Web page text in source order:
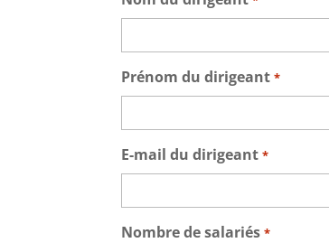
Prénom du dirigeant *
E-mail du dirigeant *
Nombre de salariés *